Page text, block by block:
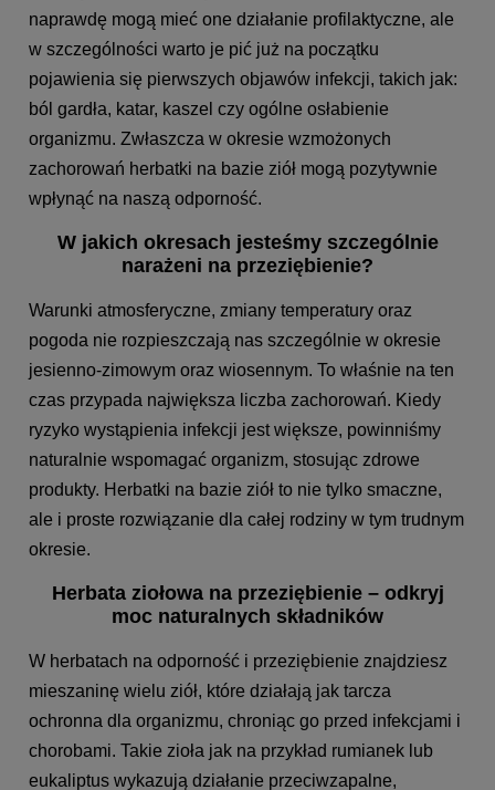
naprawdę mogą mieć one działanie profilaktyczne, ale
w szczególności warto je pić już na początku
pojawienia się pierwszych objawów infekcji, takich jak:
ból gardła, katar, kaszel czy ogólne osłabienie
organizmu. Zwłaszcza w okresie wzmożonych
zachorowań herbatki na bazie ziół mogą pozytywnie
wpłynąć na naszą odporność.
W jakich okresach jesteśmy szczególnie
narażeni na przeziębienie?
Warunki atmosferyczne, zmiany temperatury oraz
pogoda nie rozpieszczają nas szczególnie w okresie
jesienno-zimowym oraz wiosennym. To właśnie na ten
czas przypada największa liczba zachorowań. Kiedy
ryzyko wystąpienia infekcji jest większe, powinniśmy
naturalnie wspomagać organizm, stosując zdrowe
produkty. Herbatki na bazie ziół to nie tylko smaczne,
ale i proste rozwiązanie dla całej rodziny w tym trudnym
okresie.
Herbata ziołowa na przeziębienie – odkryj
moc naturalnych składników
W herbatach na odporność i przeziębienie znajdziesz
mieszaninę wielu ziół, które działają jak tarcza
ochronna dla organizmu, chroniąc go przed infekcjami i
chorobami. Takie zioła jak na przykład rumianek lub
eukaliptus wykazują działanie przeciwzapalne,